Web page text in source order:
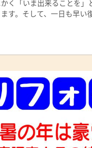
かく「いま出来ることを
す。そして、一日も早い